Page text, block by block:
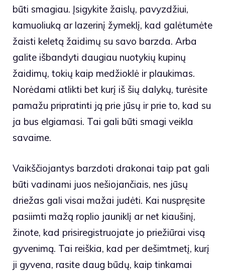
būti smagiau. Įsigykite žaislų, pavyzdžiui,
kamuoliuką ar lazerinį žymeklį, kad galėtumėte
žaisti keletą žaidimų su savo barzda. Arba
galite išbandyti daugiau nuotykių kupinų
žaidimų, tokių kaip medžioklė ir plaukimas.
Norėdami atlikti bet kurį iš šių dalykų, turėsite
pamažu pripratinti ją prie jūsų ir prie to, kad su
ja bus elgiamasi. Tai gali būti smagi veikla
savaime.
Vaikščiojantys barzdoti drakonai taip pat gali
būti vadinami juos nešiojančiais, nes jūsų
driežas gali visai mažai judėti. Kai nuspręsite
pasiimti mažą roplio jauniklį ar net kiaušinį,
žinote, kad prisiregistruojate jo priežiūrai visą
gyvenimą. Tai reiškia, kad per dešimtmetį, kurį
ji gyvena, rasite daug būdų, kaip tinkamai